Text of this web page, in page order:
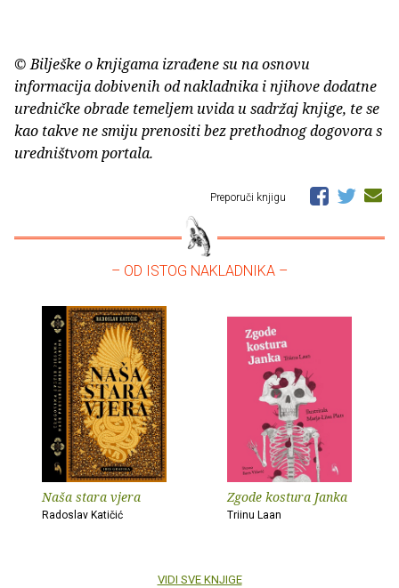
© Bilješke o knjigama izrađene su na osnovu
informacija dobivenih od nakladnika i njihove dodatne
uredničke obrade temeljem uvida u sadržaj knjige, te se
kao takve ne smiju prenositi bez prethodnog dogovora s
uredništvom portala.
Preporuči knjigu
– OD ISTOG NAKLADNIKA –
Naša stara vjera
Radoslav Katičić
Zgode kostura Janka
Triinu Laan
VIDI SVE KNJIGE